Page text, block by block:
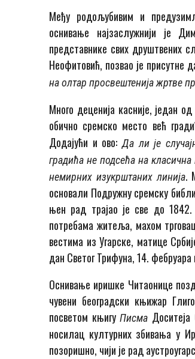
Међу родољубивим и
оснивање најзаслужнији је
представнике свих друштвених
Неофитовић, позвао је присутне
на олтар просвештенија жртве
Много деценија касније, један
обично сремско место већ
Додајући и ово:Да ли је
градића не подсећа на
немирних изукрштаних линија.
основали Подружну сремску
њен рад трајао је све до
потребама житеља, махом
вестима из Угарске, матице
дан Светог Трифуна, 14.
Оснивање иришке Читаонице
чувени београдски књижар
посветом књигуПисма
носилац културних збивања у
позоришно, чији је рад